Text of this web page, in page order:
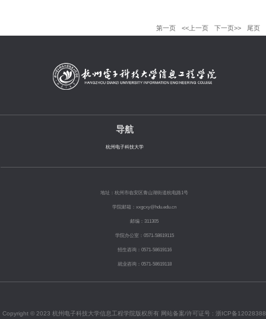
第一页 <<上一页 下一页>> 尾页
导航
杭州电子科技大学
地址：杭州市临安区青山湖街道杭电路1号
学院邮箱：xxgcxy@hdu.edu.cn
邮编：311305
学院办公室：0571-58619115
招生咨询：0571-58619116
就业咨询：0571-58619118
Copyright © 2023 杭州电子科技大学信息工程学院版权所有 网站备案/许可证号 : 浙ICP备12028388